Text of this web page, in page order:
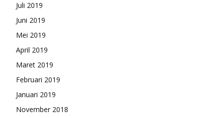
Juli 2019
Juni 2019
Mei 2019
April 2019
Maret 2019
Februari 2019
Januari 2019
November 2018